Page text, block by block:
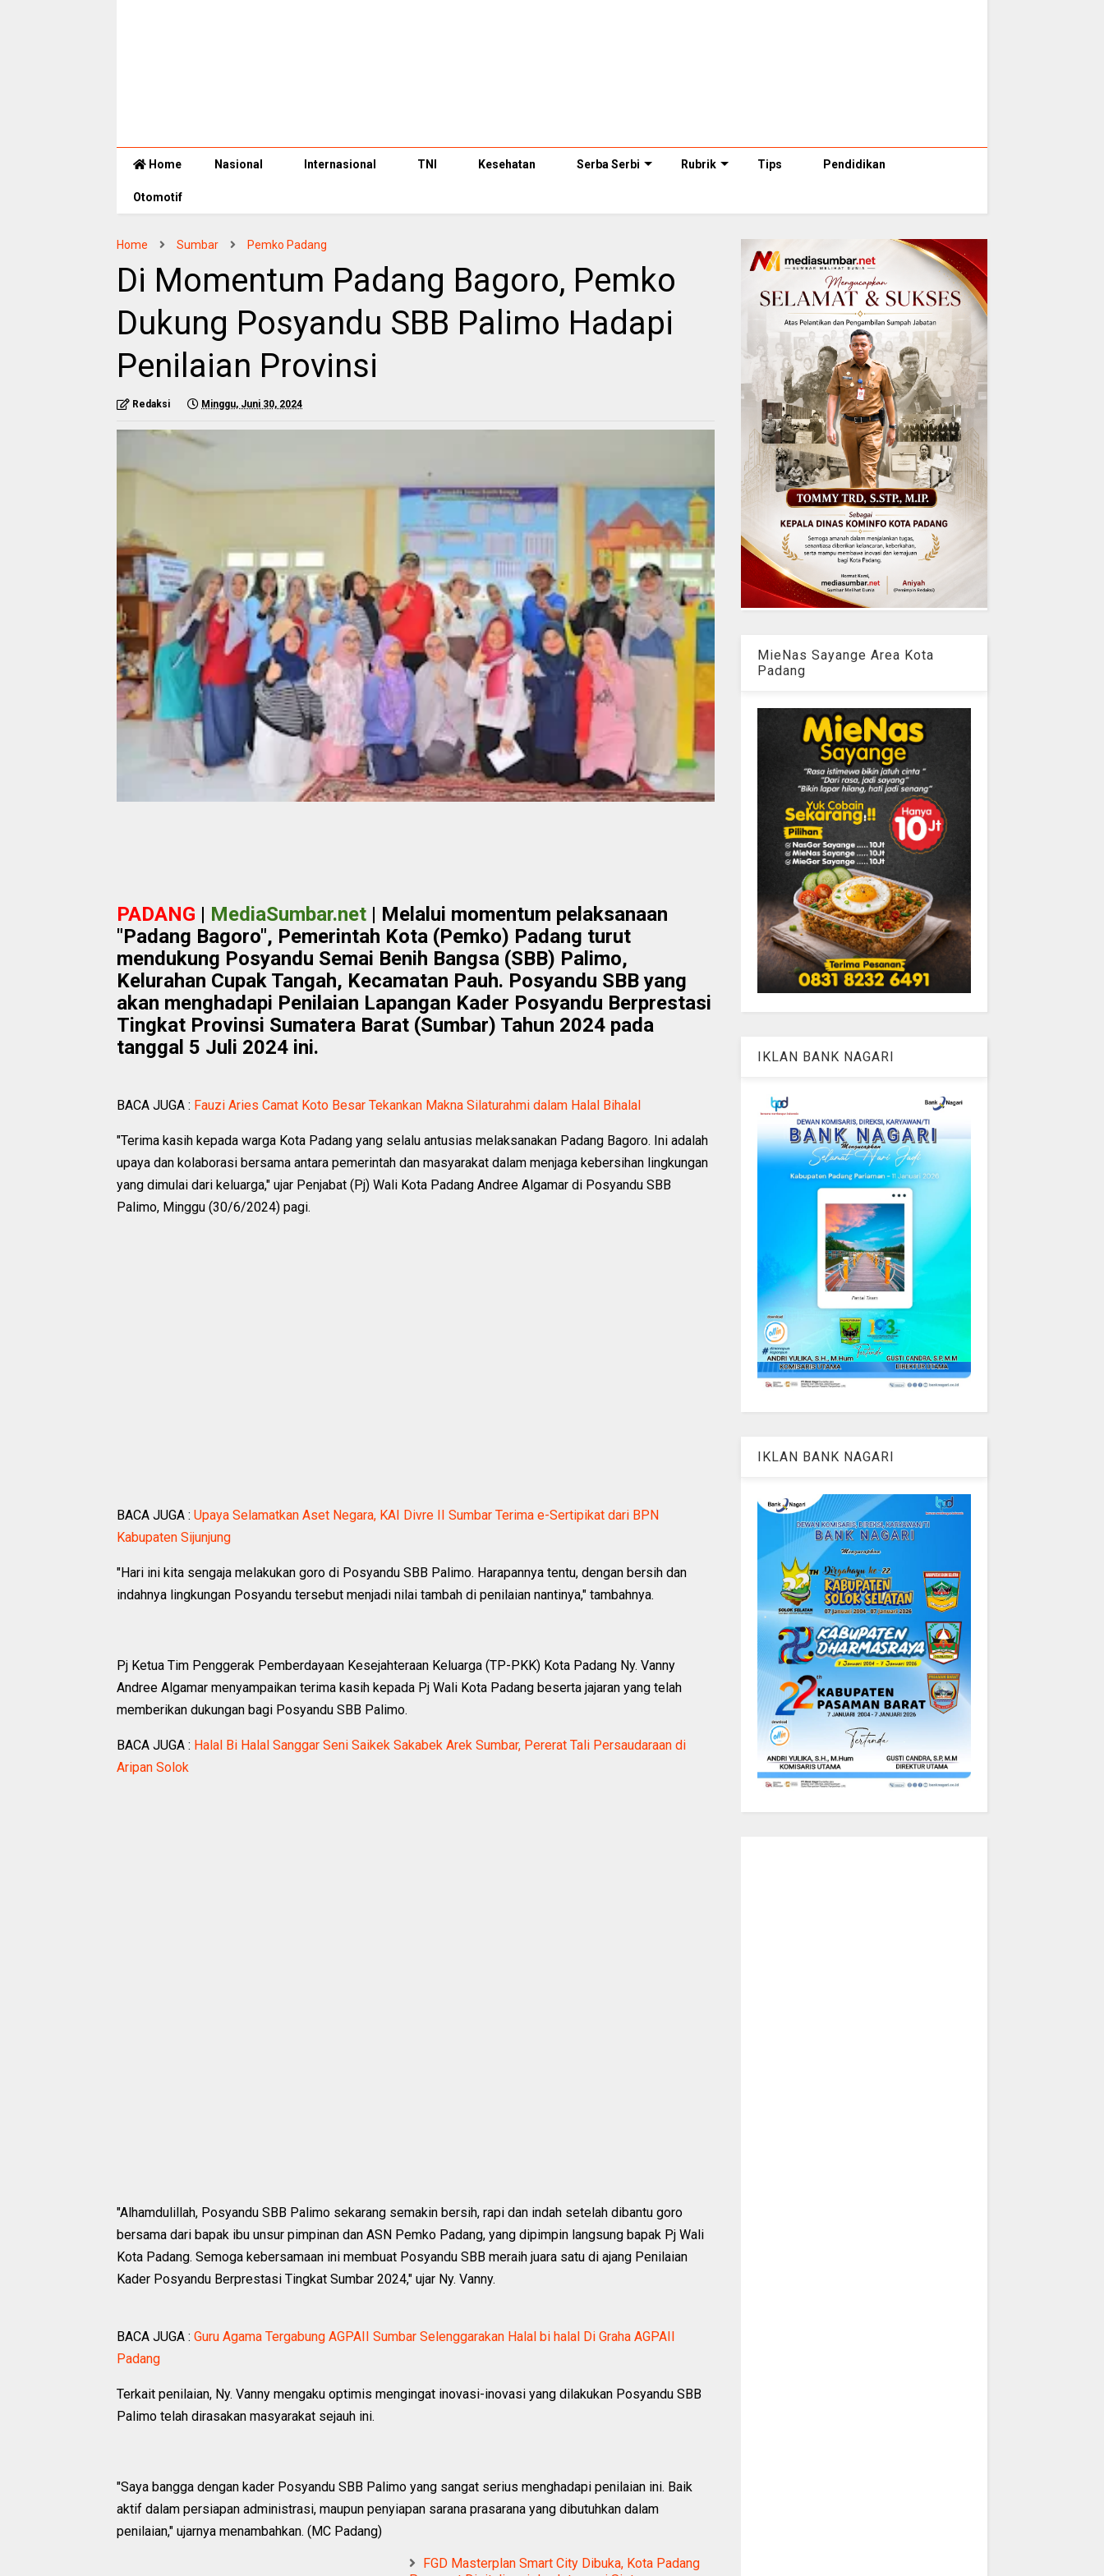
Home Nasional Internasional TNI Kesehatan Serba Serbi Rubrik Tips Pendidikan
Otomotif
Home Sumbar Pemko Padang
Di Momentum Padang Bagoro, Pemko
Dukung Posyandu SBB Palimo Hadapi
Penilaian Provinsi
Redaksi Minggu, Juni 30, 2024
PADANG | MediaSumbar.net | Melalui momentum pelaksanaan
"Padang Bagoro", Pemerintah Kota (Pemko) Padang turut
mendukung Posyandu Semai Benih Bangsa (SBB) Palimo,
Kelurahan Cupak Tangah, Kecamatan Pauh. Posyandu SBB yang
akan menghadapi Penilaian Lapangan Kader Posyandu Berprestasi
Tingkat Provinsi Sumatera Barat (Sumbar) Tahun 2024 pada
tanggal 5 Juli 2024 ini.
BACA JUGA : Fauzi Aries Camat Koto Besar Tekankan Makna Silaturahmi dalam Halal Bihalal
"Terima kasih kepada warga Kota Padang yang selalu antusias melaksanakan Padang Bagoro. Ini adalah
upaya dan kolaborasi bersama antara pemerintah dan masyarakat dalam menjaga kebersihan lingkungan
yang dimulai dari keluarga," ujar Penjabat (Pj) Wali Kota Padang Andree Algamar di Posyandu SBB
Palimo, Minggu (30/6/2024) pagi.
BACA JUGA : Upaya Selamatkan Aset Negara, KAI Divre II Sumbar Terima e-Sertipikat dari BPN
Kabupaten Sijunjung
"Hari ini kita sengaja melakukan goro di Posyandu SBB Palimo. Harapannya tentu, dengan bersih dan
indahnya lingkungan Posyandu tersebut menjadi nilai tambah di penilaian nantinya," tambahnya.
Pj Ketua Tim Penggerak Pemberdayaan Kesejahteraan Keluarga (TP-PKK) Kota Padang Ny. Vanny
Andree Algamar menyampaikan terima kasih kepada Pj Wali Kota Padang beserta jajaran yang telah
memberikan dukungan bagi Posyandu SBB Palimo.
BACA JUGA : Halal Bi Halal Sanggar Seni Saikek Sakabek Arek Sumbar, Pererat Tali Persaudaraan di
Aripan Solok
"Alhamdulillah, Posyandu SBB Palimo sekarang semakin bersih, rapi dan indah setelah dibantu goro
bersama dari bapak ibu unsur pimpinan dan ASN Pemko Padang, yang dipimpin langsung bapak Pj Wali
Kota Padang. Semoga kebersamaan ini membuat Posyandu SBB meraih juara satu di ajang Penilaian
Kader Posyandu Berprestasi Tingkat Sumbar 2024," ujar Ny. Vanny.
BACA JUGA : Guru Agama Tergabung AGPAII Sumbar Selenggarakan Halal bi halal Di Graha AGPAII
Padang
Terkait penilaian, Ny. Vanny mengaku optimis mengingat inovasi-inovasi yang dilakukan Posyandu SBB
Palimo telah dirasakan masyarakat sejauh ini.
"Saya bangga dengan kader Posyandu SBB Palimo yang sangat serius menghadapi penilaian ini. Baik
aktif dalam persiapan administrasi, maupun penyiapan sarana prasarana yang dibutuhkan dalam
penilaian," ujarnya menambahkan. (MC Padang)
FGD Masterplan Smart City Dibuka, Kota Padang
MieNas Sayange Area Kota
Padang
IKLAN BANK NAGARI
IKLAN BANK NAGARI